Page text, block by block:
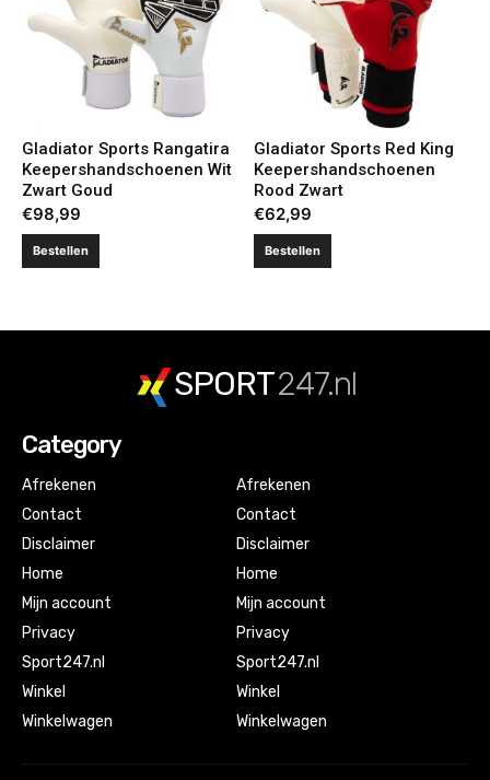
Gladiator Sports Rangatira
Keepershandschoenen Wit
Zwart Goud
€98,99
Bestellen
Gladiator Sports Red King
Keepershandschoenen
Rood Zwart
€62,99
Bestellen
SPORT247.nl
Category
Afrekenen
Contact
Disclaimer
Home
Mijn account
Privacy
Sport247.nl
Winkel
Winkelwagen
Afrekenen
Contact
Disclaimer
Home
Mijn account
Privacy
Sport247.nl
Winkel
Winkelwagen